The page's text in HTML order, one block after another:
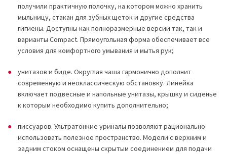
получили практичную полочку, на котором можно хранить
мыльницу, стакан для зубных щеток и другие средства
гигиены. Доступны как полноразмерные версии так, так и
варианты Compact. Прямоугольная форма обеспечивает все
условия для комфортного умывания и мытья рук;
унитазов и биде. Округлая чаша гармонично дополнит
современную и неоклассическую обстановку. Линейка
включает подвесные и напольные унитазы, крышку и сиденье
к которым необходимо купить дополнительно;
писсуаров. Ультратонкие уриналы позволяют рационально
использовать полезное пространство. Модели с верхним и
задним стоком оснащены скрытым соединением для подачи